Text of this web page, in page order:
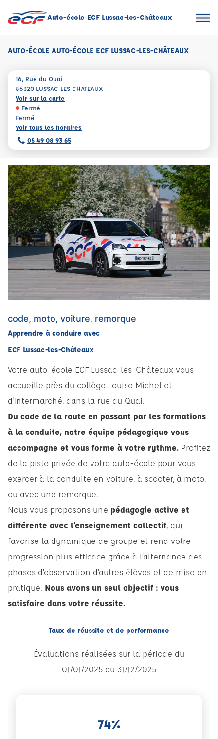
Auto-école ECF Lussac-les-Châteaux
AUTO-ÉCOLE AUTO-ÉCOLE ECF LUSSAC-LES-CHÂTEAUX
16, Rue du Quai
86320 LUSSAC LES CHATEAUX
Voir sur la carte
Fermé
Fermé
Voir tous les horaires
05 49 08 93 65
code, moto, voiture, remorque
Apprendre à conduire avec
ECF Lussac-les-Châteaux
Votre auto-école ECF Lussac-les-Châteaux vous
accueille près du collège Louise Michel et
d'Intermarché, dans la rue du Quai.
Du code de la route en passant par les formations
à la conduite, notre équipe pédagogique vous
accompagne et vous forme à votre rythme. Profitez
de la piste privée de votre auto-école pour vous
exercer à la conduite en voiture, à scooter, à moto,
ou avec une remorque.
Nous vous proposons une pédagogie active et
différente avec l’enseignement collectif, qui
favorise la dynamique de groupe et rend votre
progression plus efficace grâce à l’alternance des
phases d’observation d’autres élèves et de mise en
pratique. Nous avons un seul objectif : vous
satisfaire dans votre réussite.
Taux de réussite et de performance
Évaluations réalisées sur la période du
01/01/2025 au 31/12/2025
74%